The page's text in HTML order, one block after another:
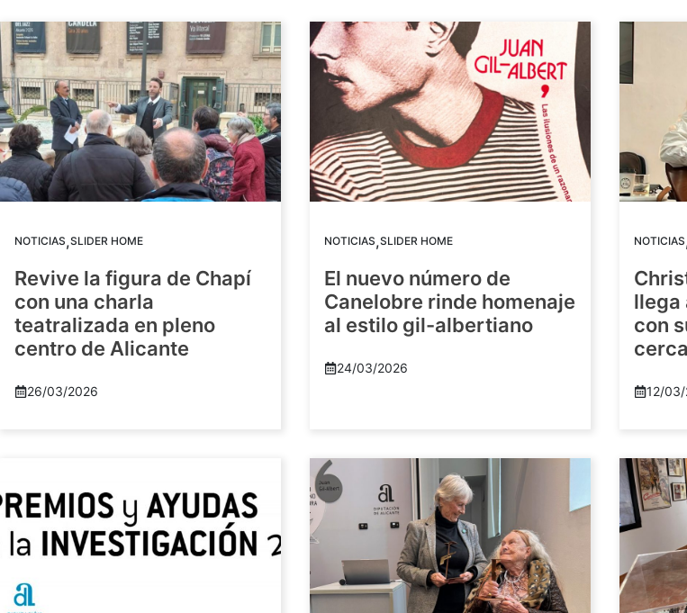
NOTICIAS,SLIDER HOME
Revive la figura de Chapí
con una charla
teatralizada en pleno
centro de Alicante
26/03/2026
NOTICIAS,SLIDER HOME
El nuevo número de
Canelobre rinde homenaje
al estilo gil-albertiano
24/03/2026
NOTICIAS
llega
con
12/